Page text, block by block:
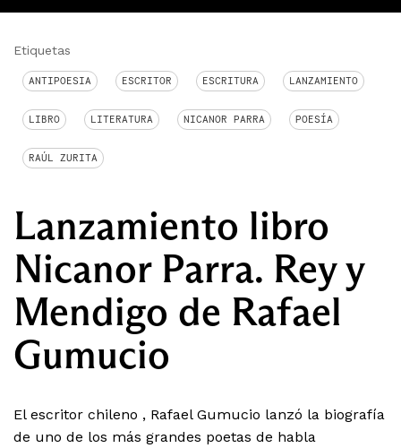
Etiquetas
ANTIPOESIA ESCRITOR ESCRITURA LANZAMIENTO
LIBRO LITERATURA NICANOR PARRA POESÍA
RAÚL ZURITA
Lanzamiento libro
Nicanor Parra. Rey y
Mendigo de Rafael
Gumucio
El escritor chileno , Rafael Gumucio lanzó la biografía
de uno de los más grandes poetas de habla